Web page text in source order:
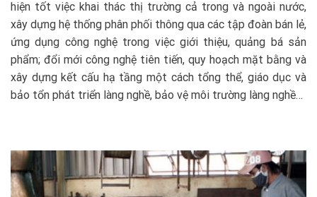
hiện tốt việc khai thác thị trường cả trong và ngoài nước,
xây dựng hệ thống phân phối thông qua các tập đoàn bán lẻ,
ứng dụng công nghệ trong việc giới thiệu, quảng bá sản
phẩm; đổi mới công nghệ tiên tiến, quy hoạch mặt bằng và
xây dựng kết cấu hạ tầng một cách tổng thể, giáo dục và
bảo tổn phát triển làng nghề, bảo vệ môi trường làng nghề…